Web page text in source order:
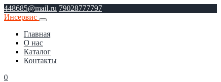
448685@mail.ru 79028777797
Инсервис
Главная
О нас
Каталог
Контакты
0